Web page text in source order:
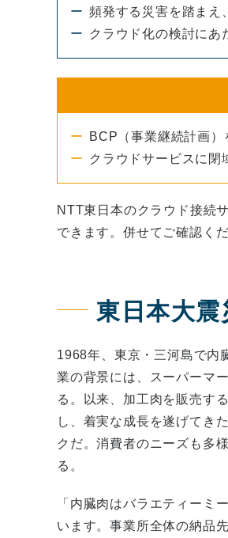
頻発する災害を踏まえ
クラウド化の検討にあ
BCP（事業継続計画
クラウドサービスに閉
NTT東日本のクラウド接続
できます。併せてご確認くだ
東日本大
1968年、東京・三河島で内
業の背景には、スーパーマ
る。以来、加工肉を販売す
し、着実な成長を遂げてき
クだ。消費者のニーズも多
る。
「内臓肉はバラエティーミ
います。事業所全体の納品